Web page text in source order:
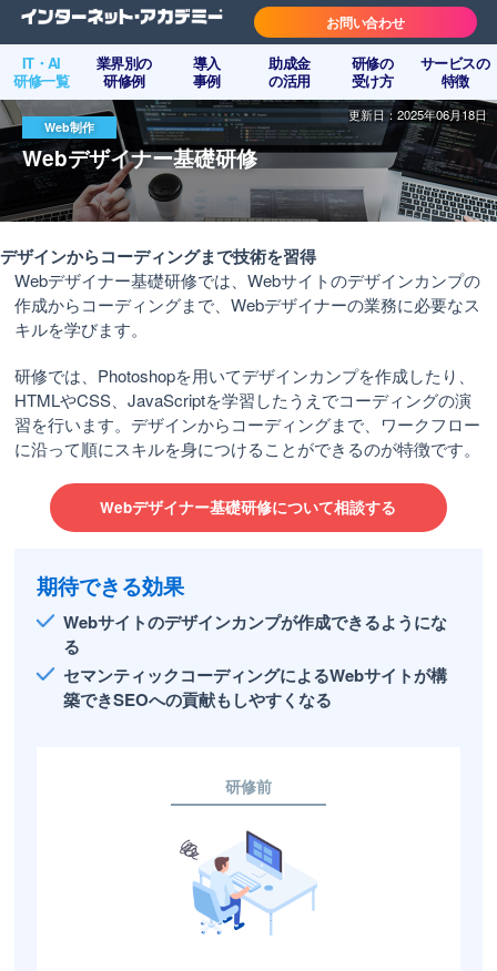
IT・AI
研修一覧
業界別の
研修例
導入
事例
助成金
の活用
研修の
受け方
サービスの
特徴
お問い合わせ
更新日：2025年06月18日
Web制作
Webデザイナー基礎研修
デザインからコーディングまで技術を習得
Webデザイナー基礎研修では、Webサイトのデザインカンプの
作成からコーディングまで、Webデザイナーの業務に必要なス
キルを学びます。
研修では、Photoshopを用いてデザインカンプを作成したり、
HTMLやCSS、JavaScriptを学習したうえでコーディングの演
習を行います。デザインからコーディングまで、ワークフロー
に沿って順にスキルを身につけることができるのが特徴です。
Webデザイナー基礎研修について相談する
期待できる効果
Webサイトのデザインカンプが作成できるようにな
る
セマンティックコーディングによるWebサイトが構
築できSEOへの貢献もしやすくなる
研修前